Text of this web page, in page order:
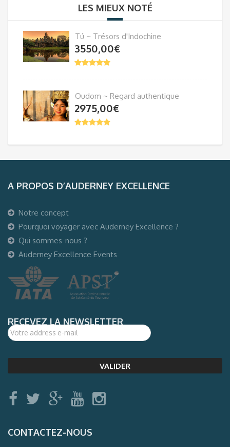
LES MIEUX NOTÉ
Tú ~ Trésors d'Indochine
3550,00€
Oudom ~ Regard authentique
2975,00€
A PROPOS D’AUDERNEY EXCELLENCE
Notre concept
Pourquoi voyager avec Auderney Excellence ?
Qui sommes-nous ?
Auderney Excellence Events
RECEVEZ LA NEWSLETTER
CONTACTEZ-NOUS